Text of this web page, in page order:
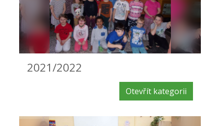
2021/2022
Otevřít kategorii